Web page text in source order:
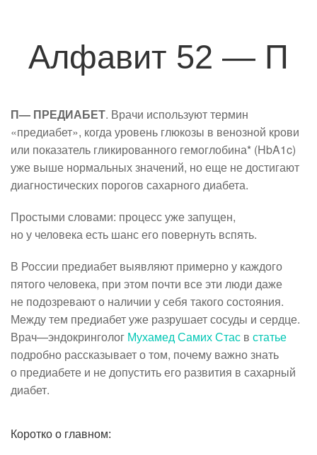
Алфавит 52 — П
П— ПРЕДИАБЕТ. Врачи используют термин
«предиабет», когда уровень глюкозы в венозной крови
или показатель гликированного гемоглобина* (HbA1c)
уже выше нормальных значений, но еще не достигают
диагностических порогов сахарного диабета.
Простыми словами: процесс уже запущен,
но у человека есть шанс его повернуть вспять.
В России предиабет выявляют примерно у каждого
пятого человека, при этом почти все эти люди даже
не подозревают о наличии у себя такого состояния.
Между тем предиабет уже разрушает сосуды и сердце.
Врач—эндокринголог Мухамед Самих Стас в статье
подробно рассказывает о том, почему важно знать
о предиабете и не допустить его развития в сахарный
диабет.
Коротко о главном: